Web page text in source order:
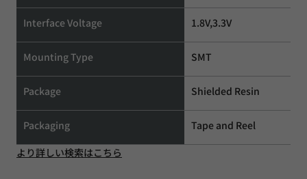
Interface Voltage
Mounting Type
Package
Packaging
1.8V,3.3V
SMT
Shielded Resin
Tape and Reel
より詳しい検索はこちら